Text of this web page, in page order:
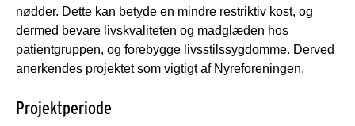
nødder. Dette kan betyde en mindre restriktiv kost, og
dermed bevare livskvaliteten og madglæden hos
patientgruppen, og forebygge livsstilssygdomme. Derved
anerkendes projektet som vigtigt af Nyreforeningen.
Projektperiode